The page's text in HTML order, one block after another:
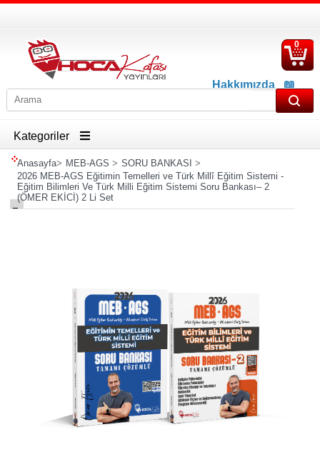
Hakkımızda
📖
İletişim
0
Kategoriler
Anasayfa> MEB-AGS > SORU BANKASI >
2026 MEB-AGS Eğitimin Temelleri ve Türk Millî Eğitim Sistemi -
Eğitim Bilimleri Ve Türk Milli Eğitim Sistemi Soru Bankası– 2
(ÖMER EKİCİ) 2 Li Set